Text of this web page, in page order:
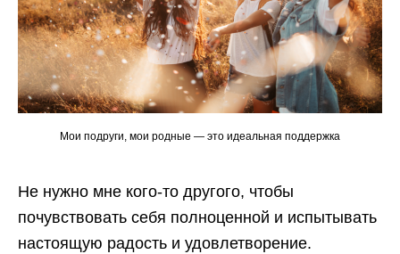
Мои подруги, мои родные — это идеальная поддержка
Не нужно мне кого-то другого, чтобы
почувствовать себя полноценной и испытывать
настоящую радость и удовлетворение.